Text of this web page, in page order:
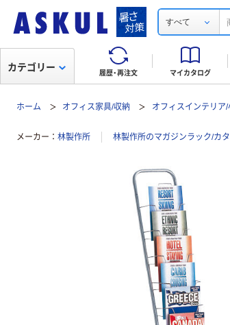
すべて
履歴・再注文 マイカタログ
カテゴリー
ホーム オフィス家具/収納 オフィスインテリア
メーカー 林製作所 林製作所のマガジンラック/カ